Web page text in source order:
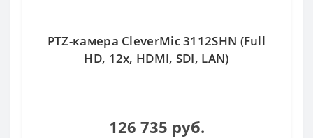
PTZ-камера CleverMic 3112SHN (Full
HD, 12x, HDMI, SDI, LAN)
126 735 руб.